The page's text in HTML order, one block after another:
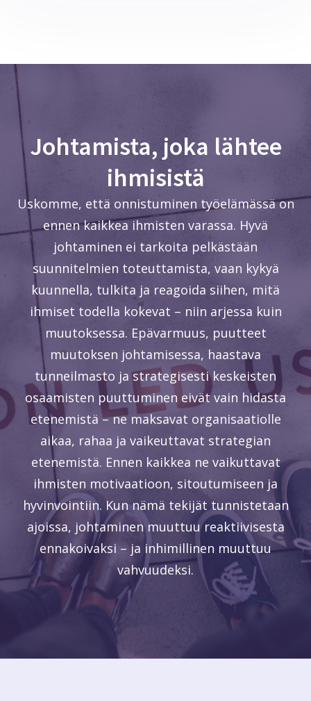
Johtamista, joka lähtee
ihmisistä
Uskomme, että onnistuminen työelämässä on
ennen kaikkea ihmisten varassa. Hyvä
johtaminen ei tarkoita pelkästään
suunnitelmien toteuttamista, vaan kykyä
kuunnella, tulkita ja reagoida siihen, mitä
ihmiset todella kokevat – niin arjessa kuin
muutoksessa. Epävarmuus, puutteet
muutoksen johtamisessa, haastava
tunneilmasto ja strategisesti keskeisten
osaamisten puuttuminen eivät vain hidasta
etenemistä – ne maksavat organisaatiolle
aikaa, rahaa ja vaikeuttavat strategian
etenemistä. Ennen kaikkea ne vaikuttavat
ihmisten motivaatioon, sitoutumiseen ja
hyvinvointiin. Kun nämä tekijät tunnistetaan
ajoissa, johtaminen muuttuu reaktiivisesta
ennakoivaksi – ja inhimillinen muuttuu
vahvuudeksi.